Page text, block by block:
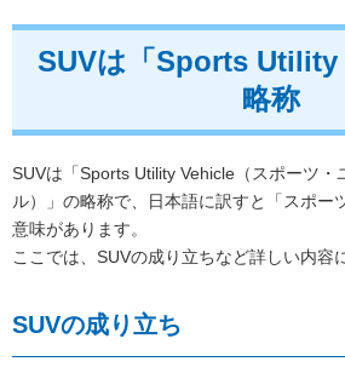
SUVは「Sports Utility
略称
SUVは「Sports Utility Vehicle（スポーツ・
ル）」の略称で、日本語に訳すと「スポー
意味があります。
ここでは、SUVの成り立ちなど詳しい内容
SUVの成り立ち